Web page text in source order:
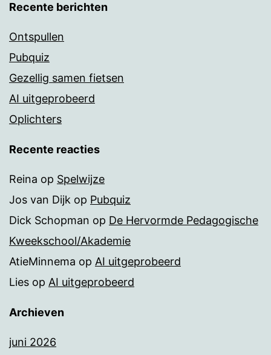
Recente berichten
Ontspullen
Pubquiz
Gezellig samen fietsen
AI uitgeprobeerd
Oplichters
Recente reacties
Reina op Spelwijze
Jos van Dijk op Pubquiz
Dick Schopman op De Hervormde Pedagogische
Kweekschool/Akademie
AtieMinnema op AI uitgeprobeerd
Lies op AI uitgeprobeerd
Archieven
juni 2026